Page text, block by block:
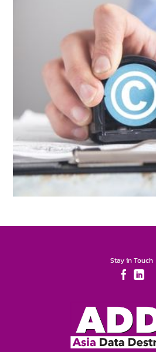
Stay in Touch